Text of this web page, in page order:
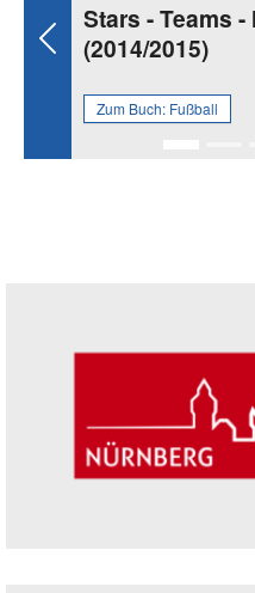
Stars - Teams
(2014/2015)
Zum Buch: Fußball
Previous